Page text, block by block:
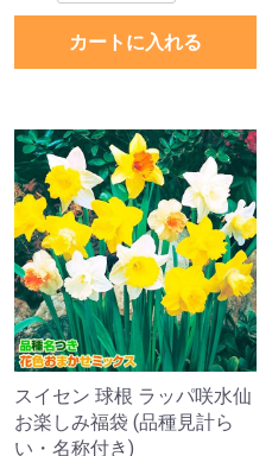
カートに入れる
スイセン 球根 ラッパ咲水仙
お楽しみ福袋 (品種見計ら
い・名称付き)